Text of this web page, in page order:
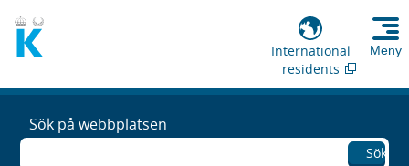
International
residents
Meny
Sök på webbplatsen
Sök